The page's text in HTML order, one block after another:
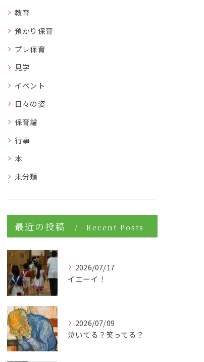
教育
預かり保育
プレ保育
見学
イベント
日々の姿
保育論
行事
本
未分類
最近の投稿 Recent Posts
2026/07/17
イエーイ！
2026/07/09
泣いてる？笑ってる？